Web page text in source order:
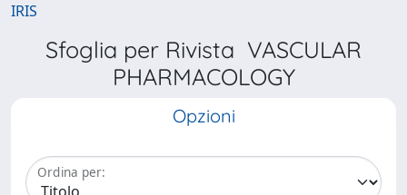
IRIS
Sfoglia per Rivista VASCULAR
PHARMACOLOGY
Opzioni
Ordina per: